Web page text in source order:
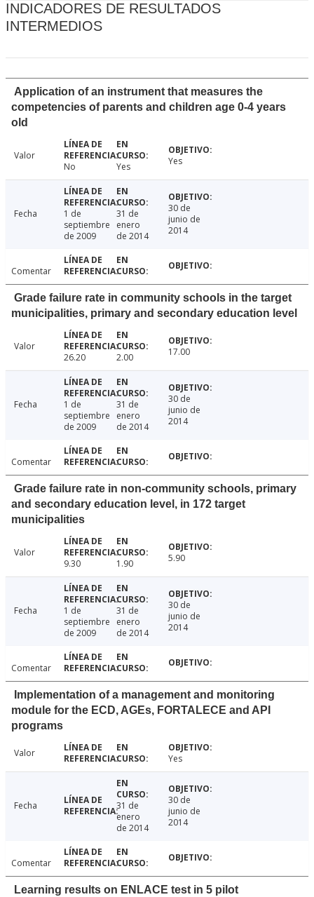
INDICADORES DE RESULTADOS
INTERMEDIOS
Application of an instrument that measures the
competencies of parents and children age 0-4 years
old
Valor
No
Yes Yes
Fecha
1 de
septiembre
de 2009
31 de
enero
de 2014
30 de
junio de
2014
Comentar
Grade failure rate in community schools in the target
municipalities, primary and secondary education level
Valor
26.20
2.00 17.00
Fecha
1 de
septiembre
de 2009
31 de
enero
de 2014
30 de
junio de
2014
Comentar
Grade failure rate in non-community schools, primary
and secondary education level, in 172 target
municipalities
Valor
9.30
1.90 5.90
Fecha
1 de
septiembre
de 2009
31 de
enero
de 2014
30 de
junio de
2014
Comentar
Implementation of a management and monitoring
module for the ECD, AGEs, FORTALECE and API
programs
Valor Yes
Fecha
31 de
enero
de 2014
30 de
junio de
2014
Comentar
Learning results on ENLACE test in 5 pilot